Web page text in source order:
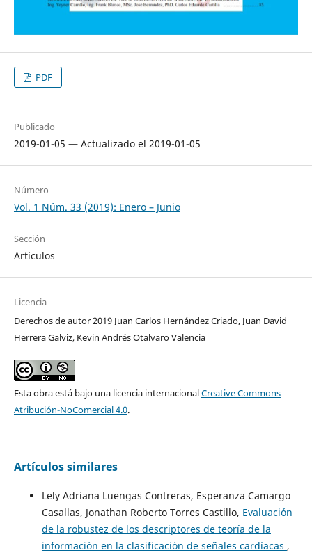
PDF
Publicado
2019-01-05 — Actualizado el 2019-01-05
Número
Vol. 1 Núm. 33 (2019): Enero – Junio
Sección
Artículos
Licencia
Derechos de autor 2019 Juan Carlos Hernández Criado, Juan David
Herrera Galviz, Kevin Andrés Otalvaro Valencia
Esta obra está bajo una licencia internacionalCreative Commons
Atribución-NoComercial 4.0.
Artículos similares
Lely Adriana Luengas Contreras, Esperanza Camargo
Casallas, Jonathan Roberto Torres Castillo, Evaluación
de la robustez de los descriptores de teoría de la
información en la clasificación de señales cardíacas ,